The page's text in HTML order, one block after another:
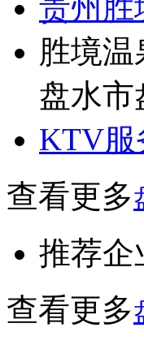
贵州胜
胜境
盘水
KTV服
查看更多
推荐企
查看更多